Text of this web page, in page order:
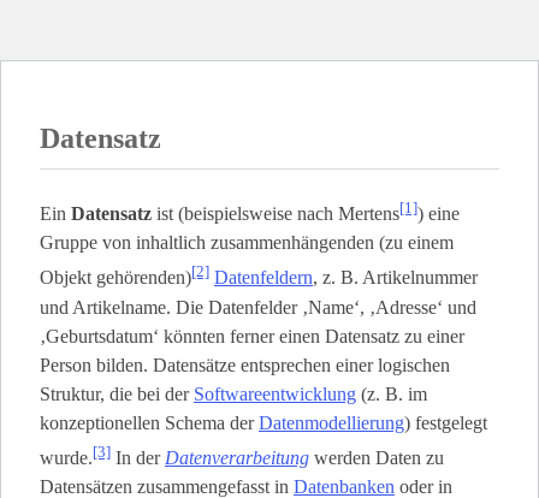
Datensatz
Ein Datensatz ist (beispielsweise nach Mertens[1]) eine
Gruppe von inhaltlich zusammenhängenden (zu einem
Objekt gehörenden)[2] Datenfeldern, z. B. Artikelnummer
und Artikelname. Die Datenfelder ‚Name‘, ‚Adresse‘ und
‚Geburtsdatum‘ könnten ferner einen Datensatz zu einer
Person bilden. Datensätze entsprechen einer logischen
Struktur, die bei der Softwareentwicklung (z. B. im
konzeptionellen Schema derDatenmodellierung) festgelegt
wurde.[3] In der Datenverarbeitung werden Daten zu
Datensätzen zusammengefasst in Datenbanken oder in